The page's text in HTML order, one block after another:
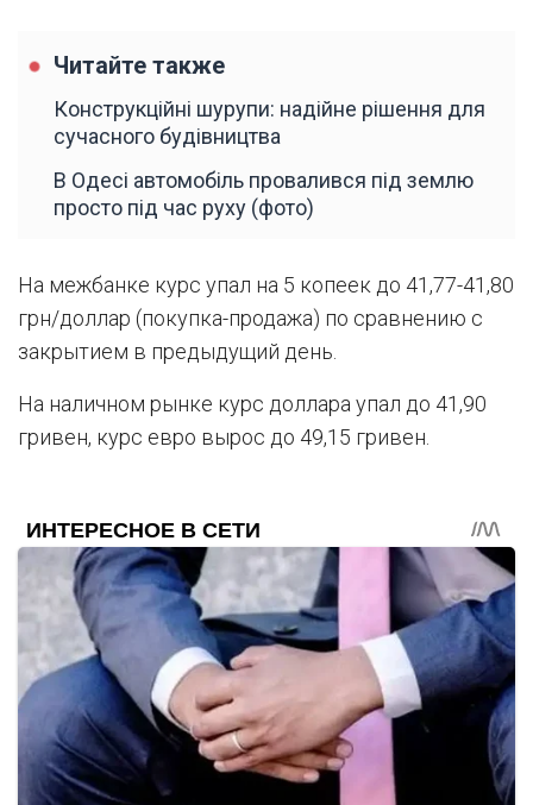
Читайте также
Конструкційні шурупи: надійне рішення для
сучасного будівництва
В Одесі автомобіль провалився під землю
просто під час руху (фото)
На межбанке курс упал на 5 копеек до 41,77-41,80
грн/доллар (покупка-продажа) по сравнению с
закрытием в предыдущий день.
На наличном рынке курс доллара упал до 41,90
гривен, курс евро вырос до 49,15 гривен.